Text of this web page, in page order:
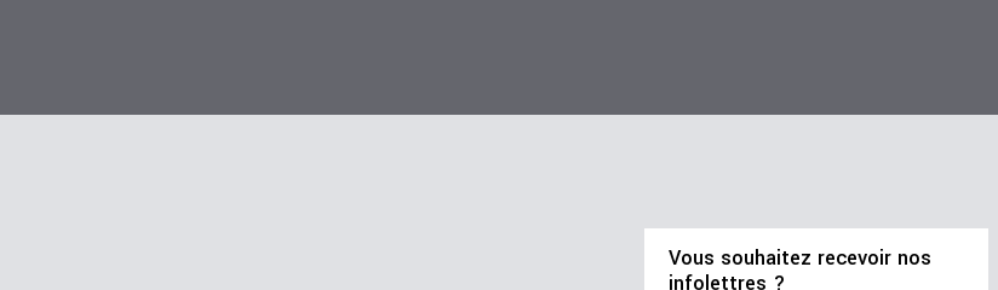
Vous souhaitez recevoir nos
infolettres ?